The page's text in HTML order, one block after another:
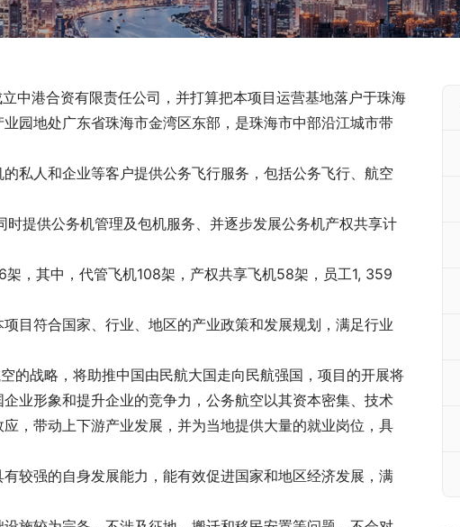
港合资有限责任公司，并打算把本项目运营基地落户于珠海
园地处广东省珠海市金湾区东部，是珠海市中部沿江城市带
人和企业等客户提供公务飞行服务，包括公务飞行、航空
时提供公务机管理及包机服务、并逐步发展公务机产权共享计
其中，代管飞机108架，产权共享飞机58架，员工1, 359
目符合国家、行业、地区的产业政策和发展规划，满足行业
战略，将助推中国由民航大国走向民航强国，项目的开展将
业形象和提升企业的竞争力，公务航空以其资本密集、技术
，带动上下游产业发展，并为当地提供大量的就业岗位，具
强的自身发展能力，能有效促进国家和地区经济发展，满